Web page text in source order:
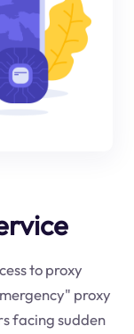
to proxy
proxy
facing sudden